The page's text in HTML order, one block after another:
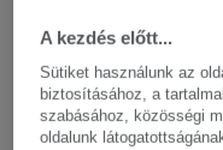
mintákkal rendelkezik,
helyiségekben, például
gondozását végző
épületek közös
használható. Ez a
Mutasson többet
A kezdés előtt...
Sütiket használunk az
biztosításához, a
szabásához, közösségi
oldalunk